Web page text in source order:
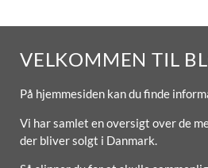
VELKOMMEN TIL
På hjemmesiden kan du finde
Vi har samlet en oversigt over de
der bliver solgt i Danmark.